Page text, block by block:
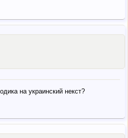
на украинский некст?